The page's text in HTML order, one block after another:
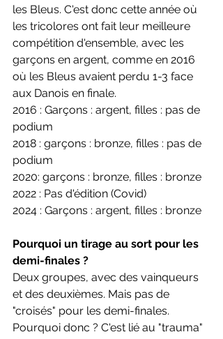
les Bleus. C'est donc cette année où
les tricolores ont fait leur meilleure
compétition d'ensemble, avec les
garçons en argent, comme en 2016
où les Bleus avaient perdu 1-3 face
aux Danois en finale.
2016 : Garçons : argent, filles : pas de
podium
2018 : garçons : bronze, filles : pas de
podium
2020: garçons : bronze, filles : bronze
2022 : Pas d'édition (Covid)
2024 : Garçons : argent, filles : bronze
Pourquoi un tirage au sort pour les
demi-finales ?
Deux groupes, avec des vainqueurs
et des deuxièmes. Mais pas de
"croisés" pour les demi-finales.
Pourquoi donc ? C'est lié au "trauma"